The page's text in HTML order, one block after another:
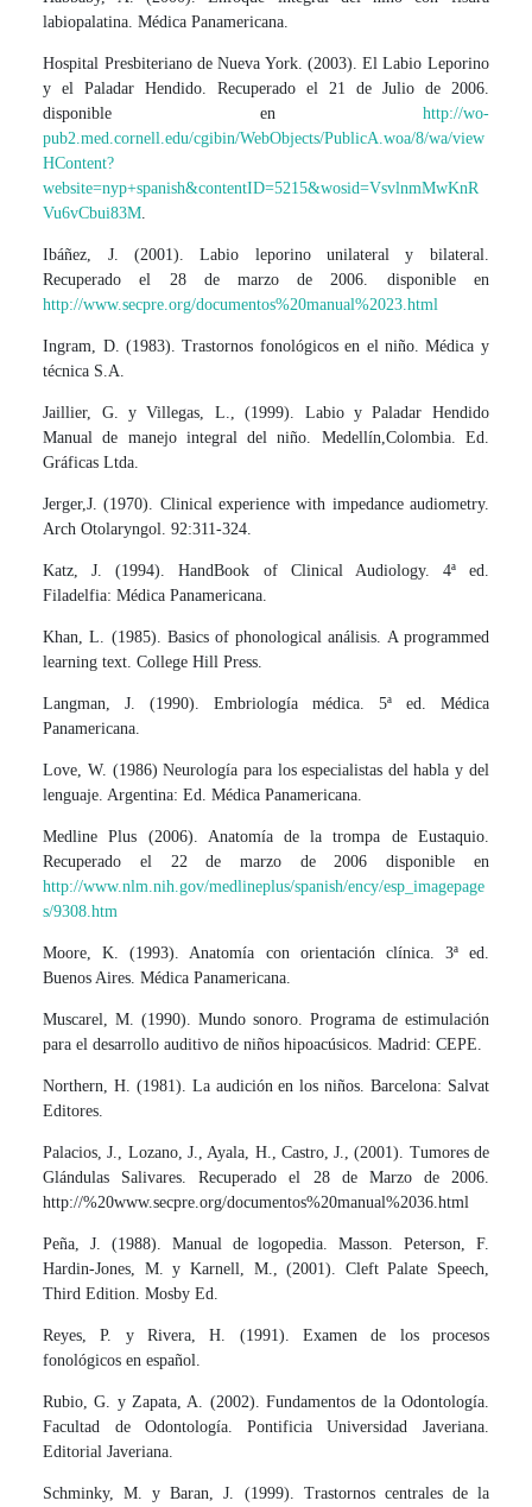
labiopalatina. Médica Panamericana.
Hospital Presbiteriano de Nueva York. (2003). El Labio Leporino
y el Paladar Hendido. Recuperado el 21 de Julio de 2006.
disponible en http://wo-
pub2.med.cornell.edu/cgibin/WebObjects/PublicA.woa/8/wa/view
HContent?
website=nyp+spanish&contentID=5215&wosid=VsvlnmMwKnR
Vu6vCbui83M
Ibáñez, J. (2001). Labio leporino unilateral y bilateral.
Recuperado el 28 de marzo de 2006. disponible en
http://www.secpre.org/documentos%20manual%2023.html
Ingram, D. (1983). Trastornos fonológicos en el niño. Médica y
técnica S.A.
Jaillier, G. y Villegas, L., (1999). Labio y Paladar Hendido
Manual de manejo integral del niño. Medellín,Colombia. Ed.
Gráficas Ltda.
Jerger,J. (1970). Clinical experience with impedance audiometry.
Arch Otolaryngol. 92:311-324.
Katz, J. (1994). HandBook of Clinical Audiology. 4ª ed.
Filadelfia: Médica Panamericana.
Khan, L. (1985). Basics of phonological análisis. A programmed
learning text. College Hill Press.
Langman, J. (1990). Embriología médica. 5ª ed. Médica
Panamericana.
Love, W. (1986) Neurología para los especialistas del habla y del
lenguaje. Argentina: Ed. Médica Panamericana.
Medline Plus (2006). Anatomía de la trompa de Eustaquio.
Recuperado el 22 de marzo de 2006 disponible en
http://www.nlm.nih.gov/medlineplus/spanish/ency/esp_imagepage
s/9308.htm
Moore, K. (1993). Anatomía con orientación clínica. 3ª ed.
Buenos Aires. Médica Panamericana.
Muscarel, M. (1990). Mundo sonoro. Programa de estimulación
para el desarrollo auditivo de niños hipoacúsicos. Madrid: CEPE.
Northern, H. (1981). La audición en los niños. Barcelona: Salvat
Editores.
Palacios, J., Lozano, J., Ayala, H., Castro, J., (2001). Tumores de
Glándulas Salivares. Recuperado el 28 de Marzo de 2006.
http://%20www.secpre.org/documentos%20manual%2036.html
Peña, J. (1988). Manual de logopedia. Masson. Peterson, F.
Hardin-Jones, M. y Karnell, M., (2001). Cleft Palate Speech,
Third Edition. Mosby Ed.
Reyes, P. y Rivera, H. (1991). Examen de los procesos
fonológicos en español.
Rubio, G. y Zapata, A. (2002). Fundamentos de la Odontología.
Facultad de Odontología. Pontificia Universidad Javeriana.
Editorial Javeriana.
Schminky, M. y Baran, J. (1999). Trastornos centrales de la